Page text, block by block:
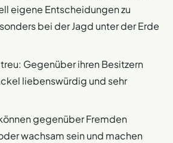
eigene Entscheidungen zu
bei der Jagd unter der Erde
Gegenüber ihren Besitzern
liebenswürdig und sehr
gegenüber Fremden
wachsam sein und machen